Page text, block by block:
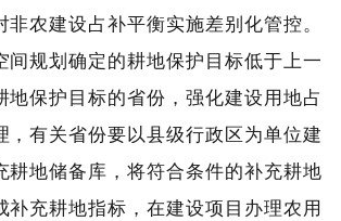
非农建设占补平衡实施差别化管控。
间规划确定的耕地保护目标低于上一
地保护目标的省份，强化建设用地占
，有关省份要以县级行政区为单位建
耕地储备库，将符合条件的补充耕地
补充耕地指标，在建设项目办理农用